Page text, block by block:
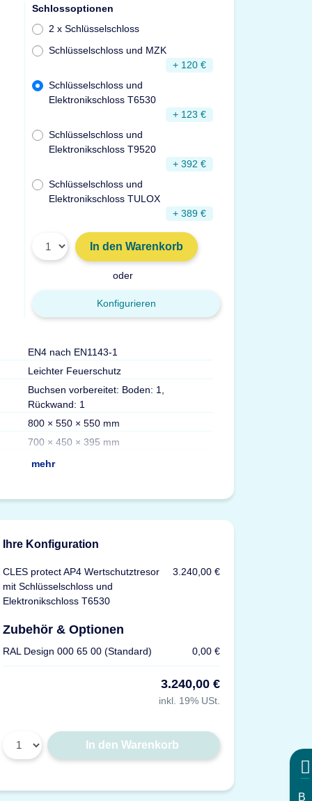
Schlossoptionen
2 x Schlüsselschloss
Schlüsselschloss und MZK
+ 120 €
Schlüsselschloss und
Elektronikschloss T6530
+ 123 €
Schlüsselschloss und
Elektronikschloss T9520
+ 392 €
Schlüsselschloss und
Elektronikschloss TULOX
+ 389 €
In den Warenkorb
oder
Konfigurieren
EN4 nach EN1143-1
Leichter Feuerschutz
Buchsen vorbereitet: Boden: 1,
Rückwand: 1
800 × 550 × 550 mm
700 × 450 × 395 mm
mehr
Ihre Konfiguration
CLES protect AP4 Wertschutztresor
mit Schlüsselschloss und
Elektronikschloss T6530
3.240,00 €
Zubehör & Optionen
RAL Design 000 65 00 (Standard) 0,00 €
3.240,00 €
inkl. 19% USt.
In den Warenkorb